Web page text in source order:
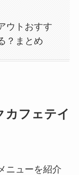
ウトおすす
？まとめ
カフェテイ
ニューを紹介